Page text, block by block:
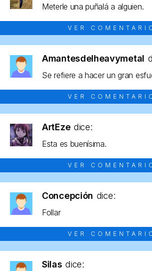
Meterle una puñalá a alguien.
VER
Amantesdelheavymetal
Se refiere a hacer un gran
VER
ArtEze dice:
Esta es buenísima.
VER
Concepción dice:
Follar
VER
Silas dice: